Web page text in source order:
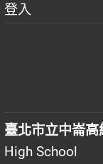
登入
臺北市立中崙高
High School